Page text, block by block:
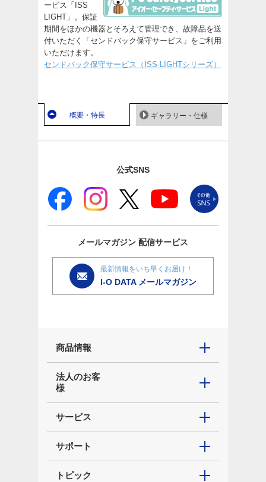
ービス「ISS
LIGHT」。保証
期間をほかの機器とそろえて管理でき、故障品を送
付いただく「センドバック保守サービス」をご利用
いただけます。
センドバック保守サービス（ISS-LIGHTシリーズ）
概要・特長 ギャラリー・仕様
公式SNS
メールマガジン 配信サービス
最新情報をいち早くお届け！
I-O DATA メールマガジン
商品情報
法人のお客
様
サービス
サポート
トピック